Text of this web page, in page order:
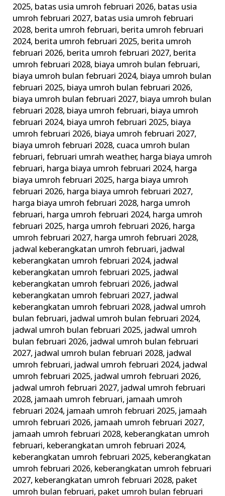
2025, batas usia umroh februari 2026, batas usia
umroh februari 2027, batas usia umroh februari
2028, berita umroh februari, berita umroh februari
2024, berita umroh februari 2025, berita umroh
februari 2026, berita umroh februari 2027, berita
umroh februari 2028, biaya umroh bulan februari,
biaya umroh bulan februari 2024, biaya umroh bulan
februari 2025, biaya umroh bulan februari 2026,
biaya umroh bulan februari 2027, biaya umroh bulan
februari 2028, biaya umroh februari, biaya umroh
februari 2024, biaya umroh februari 2025, biaya
umroh februari 2026, biaya umroh februari 2027,
biaya umroh februari 2028, cuaca umroh bulan
februari,februari umrah weather, harga biaya umroh
februari, harga biaya umroh februari 2024, harga
biaya umroh februari 2025, harga biaya umroh
februari 2026, harga biaya umroh februari 2027,
harga biaya umroh februari 2028, harga umroh
februari, harga umroh februari 2024, harga umroh
februari 2025, harga umroh februari 2026, harga
umroh februari 2027, harga umroh februari 2028,
jadwal keberangkatan umroh februari, jadwal
keberangkatan umroh februari 2024, jadwal
keberangkatan umroh februari 2025, jadwal
keberangkatan umroh februari 2026, jadwal
keberangkatan umroh februari 2027, jadwal
keberangkatan umroh februari 2028, jadwal umroh
bulan februari, jadwal umroh bulan februari 2024,
jadwal umroh bulan februari 2025, jadwal umroh
bulan februari 2026, jadwal umroh bulan februari
2027, jadwal umroh bulan februari 2028, jadwal
umroh februari, jadwal umroh februari 2024, jadwal
umroh februari 2025, jadwal umroh februari 2026,
jadwal umroh februari 2027, jadwal umroh februari
2028, jamaah umroh februari, jamaah umroh
februari 2024, jamaah umroh februari 2025, jamaah
umroh februari 2026, jamaah umroh februari 2027,
jamaah umroh februari 2028, keberangkatan umroh
februari, keberangkatan umroh februari 2024,
keberangkatan umroh februari 2025, keberangkatan
umroh februari 2026, keberangkatan umroh februari
2027, keberangkatan umroh februari 2028, paket
umroh bulan februari, paket umroh bulan februari